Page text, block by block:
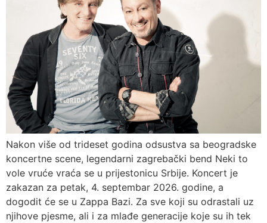
Nakon više od trideset godina odsustva sa beogradske
koncertne scene, legendarni zagrebački bend Neki to
vole vruće vraća se u prijestonicu Srbije. Koncert je
zakazan za petak, 4. septembar 2026. godine, a
dogodit će se u Zappa Bazi. Za sve koji su odrastali uz
njihove pjesme, ali i za mlađe generacije koje su ih tek